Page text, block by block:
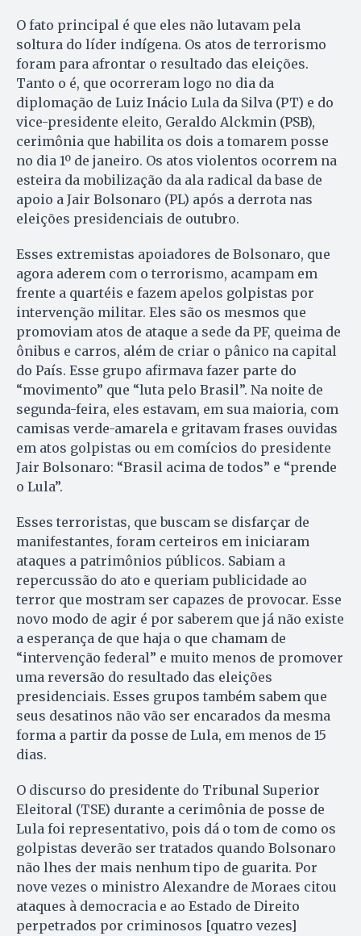
O fato principal é que eles não lutavam pela
soltura do líder indígena. Os atos de terrorismo
foram para afrontar o resultado das eleições.
Tanto o é, que ocorreram logo no dia da
diplomação de Luiz Inácio Lula da Silva (PT) e do
vice-presidente eleito, Geraldo Alckmin (PSB),
cerimônia que habilita os dois a tomarem posse
no dia 1º de janeiro. Os atos violentos ocorrem na
esteira da mobilização da ala radical da base de
apoio a Jair Bolsonaro (PL) após a derrota nas
eleições presidenciais de outubro.
Esses extremistas apoiadores de Bolsonaro, que
agora aderem com o terrorismo, acampam em
frente a quartéis e fazem apelos golpistas por
intervenção militar. Eles são os mesmos que
promoviam atos de ataque a sede da PF, queima de
ônibus e carros, além de criar o pânico na capital
do País. Esse grupo afirmava fazer parte do
“movimento” que “luta pelo Brasil”. Na noite de
segunda-feira, eles estavam, em sua maioria, com
camisas verde-amarela e gritavam frases ouvidas
em atos golpistas ou em comícios do presidente
Jair Bolsonaro: “Brasil acima de todos” e “prende
o Lula”.
Esses terroristas, que buscam se disfarçar de
manifestantes, foram certeiros em iniciaram
ataques a patrimônios públicos. Sabiam a
repercussão do ato e queriam publicidade ao
terror que mostram ser capazes de provocar. Esse
novo modo de agir é por saberem que já não existe
a esperança de que haja o que chamam de
“intervenção federal” e muito menos de promover
uma reversão do resultado das eleições
presidenciais. Esses grupos também sabem que
seus desatinos não vão ser encarados da mesma
forma a partir da posse de Lula, em menos de 15
dias.
O discurso do presidente do Tribunal Superior
Eleitoral (TSE) durante a cerimônia de posse de
Lula foi representativo, pois dá o tom de como os
golpistas deverão ser tratados quando Bolsonaro
não lhes der mais nenhum tipo de guarita. Por
nove vezes o ministro Alexandre de Moraes citou
ataques à democracia e ao Estado de Direito
perpetrados por criminosos [quatro vezes]